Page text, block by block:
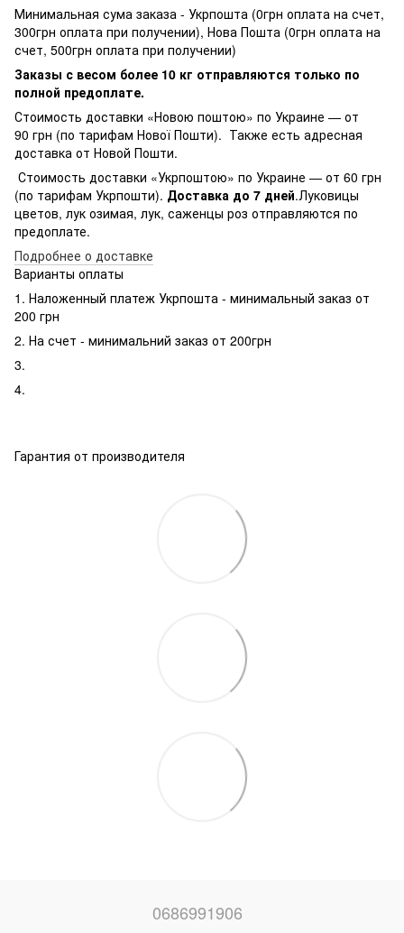
Минимальная сума заказа - Укрпошта (0грн оплата на счет,
300грн оплата при получении), Нова Пошта (0грн оплата на
счет, 500грн оплата при получении)
Заказы с весом более 10 кг отправляются только по
полной предоплате.
Стоимость доставки «Новою поштою» по Украине — от
90 грн (по тарифам Нової Пошти). Также есть адресная
доставка от Новой Пошти.
Стоимость доставки «Укрпоштою» по Украине — от 60 грн
(по тарифам Укрпошти). Доставка до 7 дней.Луковицы
цветов, лук озимая, лук, саженцы роз отправляются по
предоплате.
Подробнее о доставке
Варианты оплаты
1. Наложенный платеж Укрпошта - минимальный заказ от
200 грн
2. На счет - минимальний заказ от 200грн
3.
4.
Гарантия от производителя
0686991906